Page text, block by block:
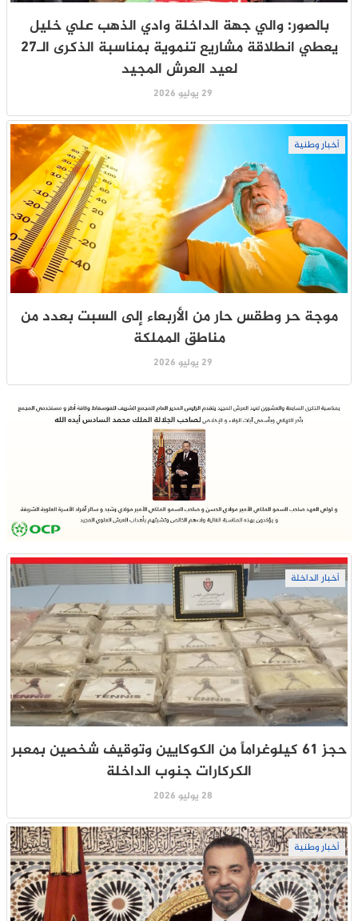
بالصور: والي جهة الداخلة وادي الذهب علي خليل
يعطي انطلاقة مشاريع تنموية بمناسبة الذكرى الـ27
لعيد العرش المجيد
29 يوليو 2026
أخبار وطنية
موجة حر وطقس حار من الأربعاء إلى السبت بعدد من
مناطق المملكة
29 يوليو 2026
أخبار الداخلة
حجز 61 كيلوغراماً من الكوكايين وتوقيف شخصين بمعبر
الكركارات جنوب الداخلة
28 يوليو 2026
أخبار وطنية